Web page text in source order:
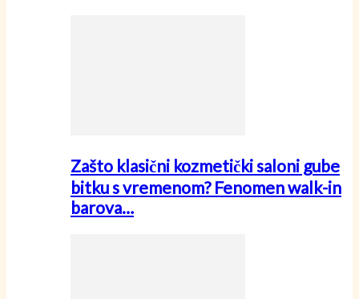
Zašto klasični kozmetički saloni gube
bitku s vremenom? Fenomen walk-in
barova…